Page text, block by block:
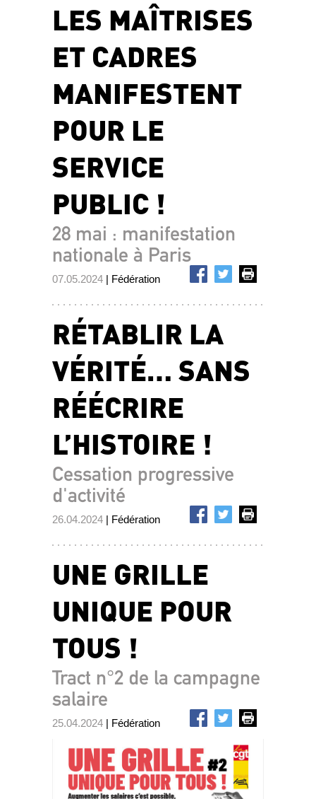
LES MAÎTRISES
ET CADRES
MANIFESTENT
POUR LE
SERVICE
PUBLIC !
28 mai : manifestation
nationale à Paris
07.05.2024 | Fédération
RÉTABLIR LA
VÉRITÉ… SANS
RÉÉCRIRE
L’HISTOIRE !
Cessation progressive
d'activité
26.04.2024 | Fédération
UNE GRILLE
UNIQUE POUR
TOUS !
Tract n°2 de la campagne
salaire
25.04.2024 | Fédération